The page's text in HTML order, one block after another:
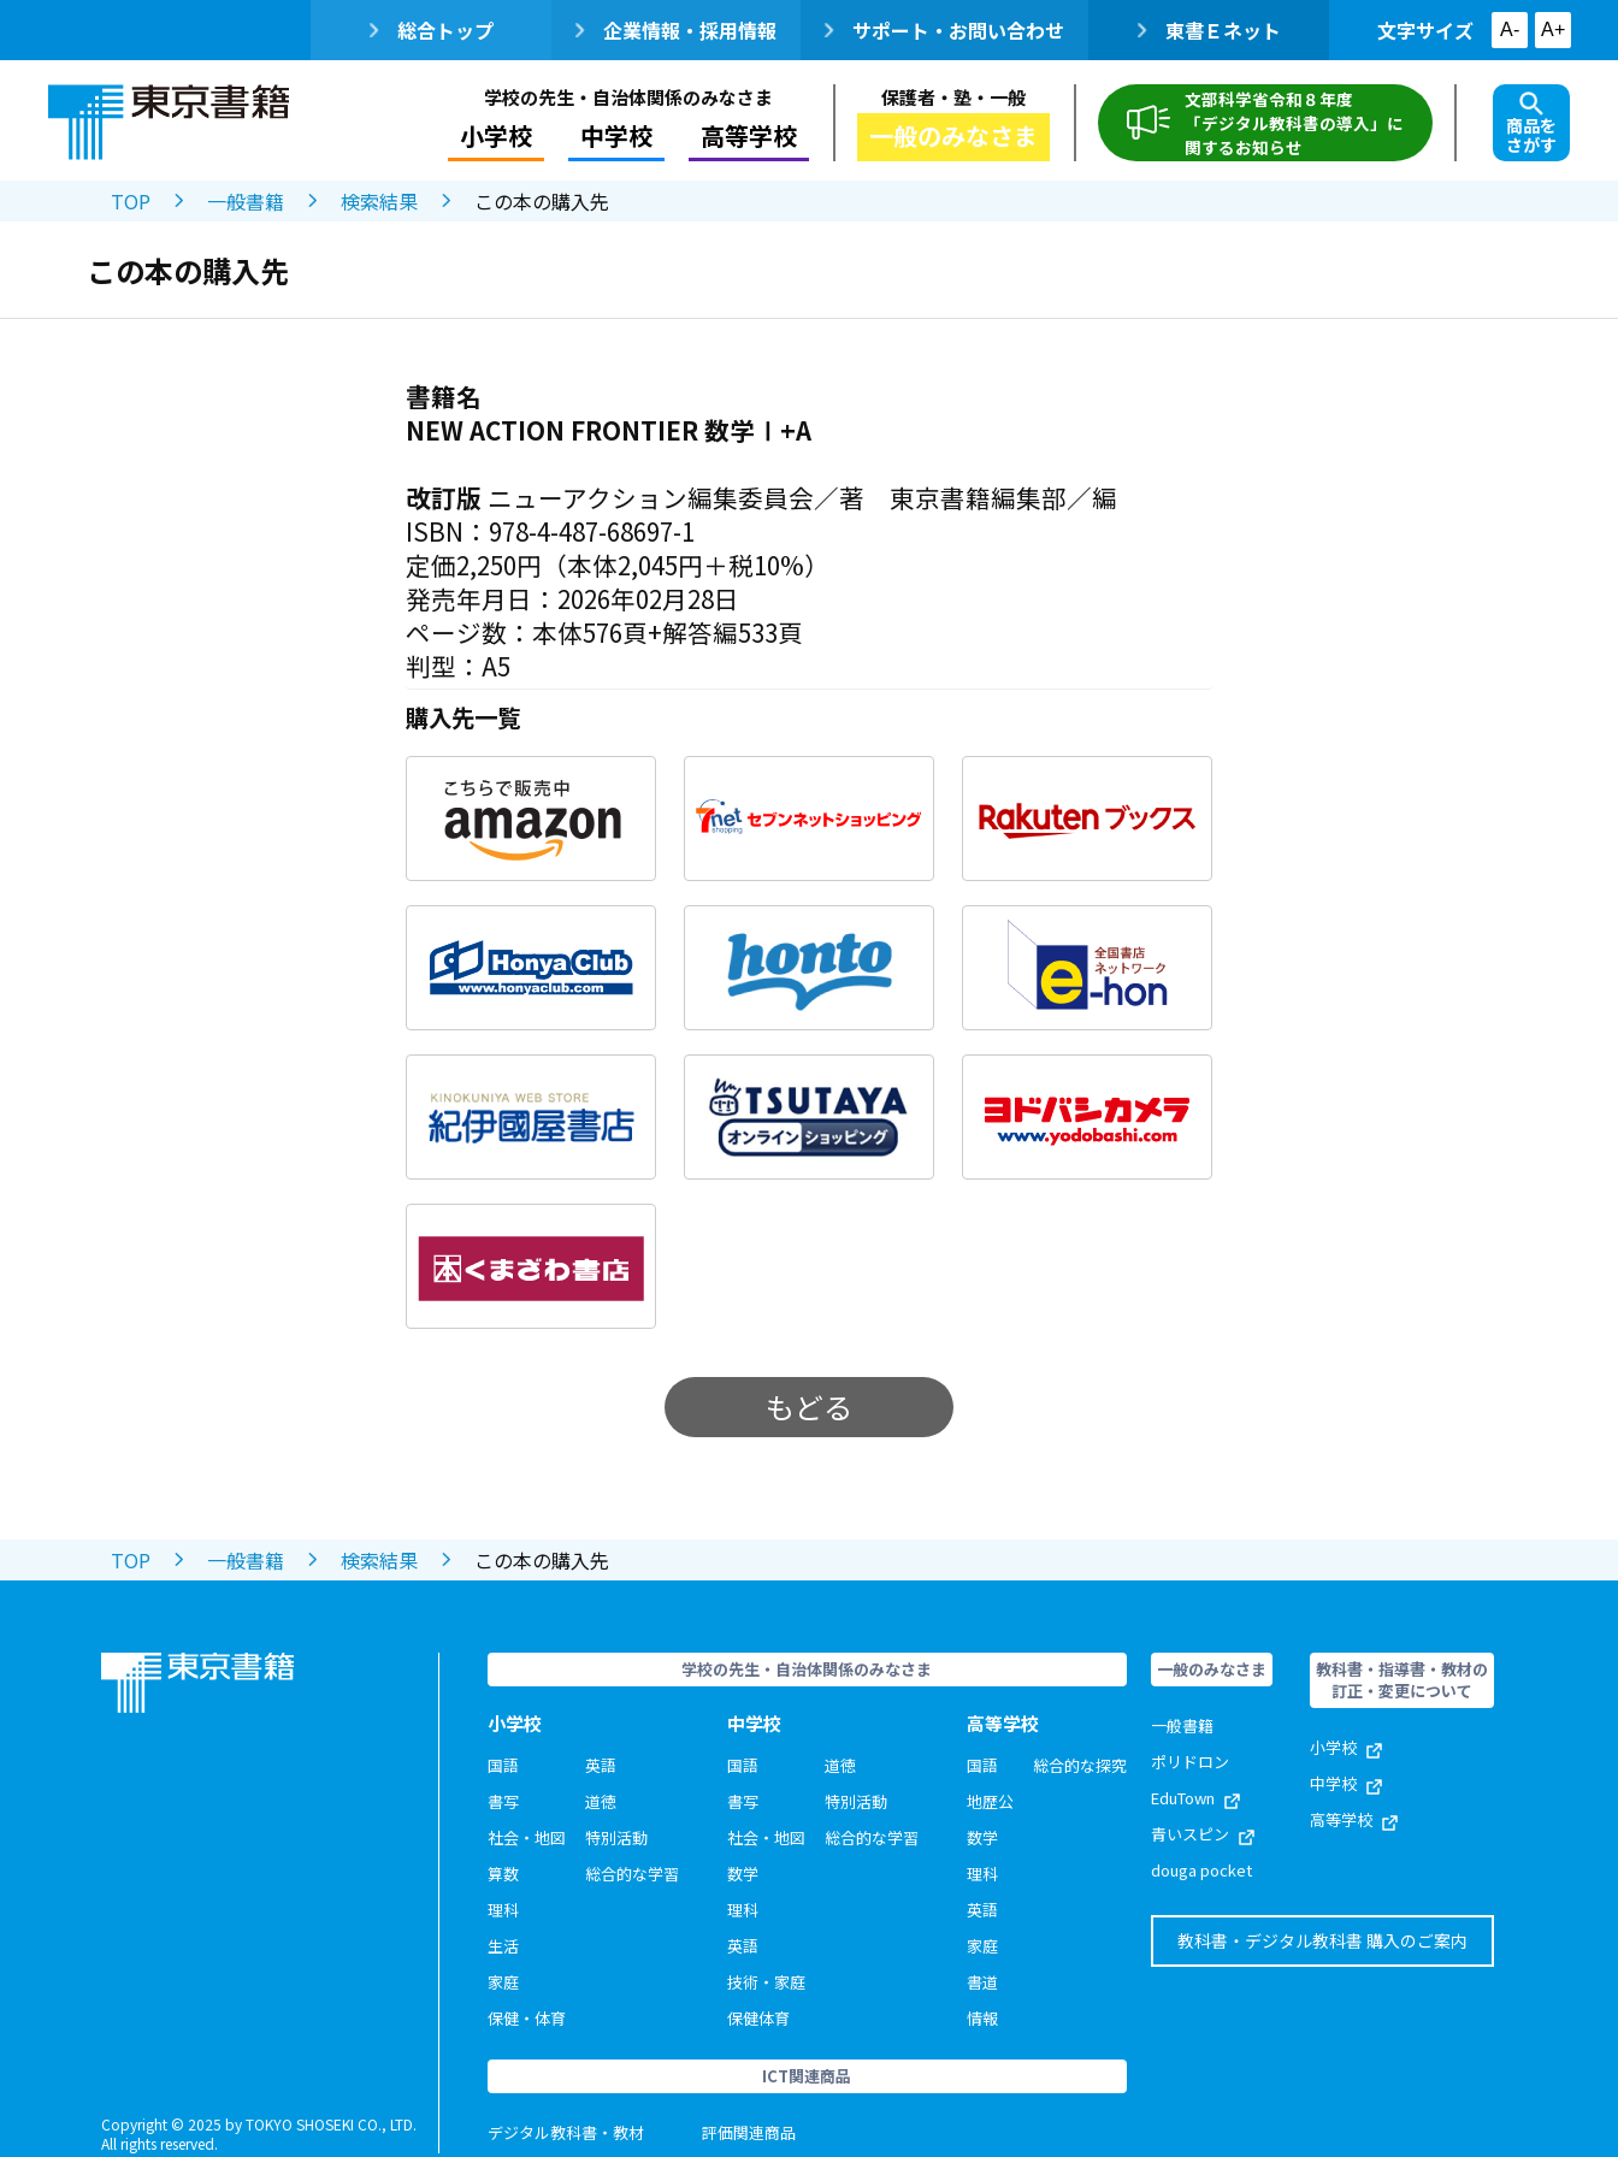
総合トップ 企業情報・採用情報 サポート・お問い合わせ 東書Ｅネット 文字サイズ A- A+
学校の先生・自治体関係のみなさま
小学校 中学校 高等学校
保護者・塾・一般
一般のみなさま
文部科学省令和８年度
「デジタル教科書の導入」に
関するお知らせ
商品を
さがす
TOP 一般書籍 検索結果 この本の購入先
この本の購入先
書籍名
NEW ACTION FRONTIER 数学Ⅰ+A
改訂版 ニューアクション編集委員会／著 東京書籍編集部／編
ISBN：978-4-487-68697-1
定価2,250円（本体2,045円＋税10%）
発売年月日：2026年02月28日
ページ数：本体576頁+解答編533頁
判型：A5
購入先一覧
もどる
TOP 一般書籍 検索結果 この本の購入先
Copyright © 2025 by TOKYO SHOSEKI CO., LTD.
All rights reserved.
学校の先生・自治体関係のみなさま
小学校
国語
書写
社会・地図
算数
理科
生活
家庭
保健・体育
英語
道徳
特別活動
総合的な学習
中学校
国語
書写
社会・地図
数学
理科
英語
技術・家庭
保健体育
道徳
特別活動
総合的な学習
高等学校
国語
地歴公
数学
理科
英語
家庭
書道
情報
総合的な探究
ICT関連商品
デジタル教科書・教材 評価関連商品
一般のみなさま
一般書籍
ポリドロン
EduTown
青いスピン
douga pocket
教科書・指導書・教材の
訂正・変更について
小学校
中学校
高等学校
教科書・デジタル教科書 購入のご案内